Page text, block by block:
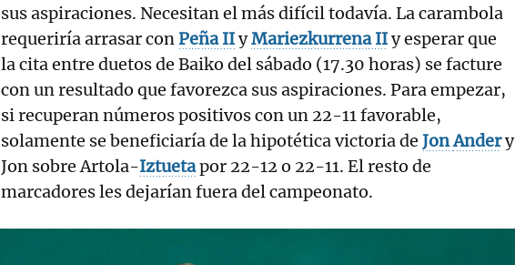
sus aspiraciones. Necesitan el más difícil todavía. La carambola
requeriría arrasar conPeña IIyMariezkurrena IIy esperar que
la cita entre duetos de Baiko del sábado (17.30 horas) se facture
con un resultado que favorezca sus aspiraciones. Para empezar,
si recuperan números positivos con un 22-11 favorable,
solamente se beneficiaría de la hipotética victoria de JonAndery
Jon sobre Artola-Iztuetapor 22-12 o 22-11. El resto de
marcadores les dejarían fuera del campeonato.